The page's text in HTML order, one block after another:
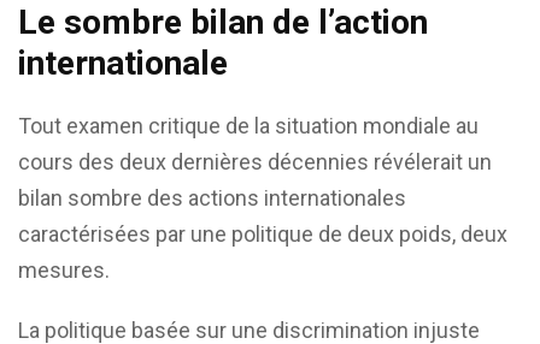
Le sombre bilan de l’action
internationale
Tout examen critique de la situation mondiale au
cours des deux dernières décennies révélerait un
bilan sombre des actions internationales
caractérisées par une politique de deux poids, deux
mesures.
La politique basée sur une discrimination injuste